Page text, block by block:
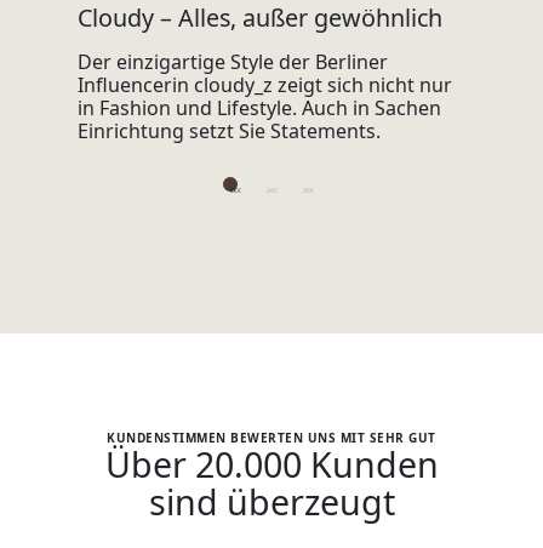
Cloudy – Alles, außer gewöhnlich
Der einzigartige Style der Berliner
Influencerin cloudy_z zeigt sich nicht nur
in Fashion und Lifestyle. Auch in Sachen
Einrichtung setzt Sie Statements.
KUNDENSTIMMEN BEWERTEN UNS MIT SEHR GUT
Über 20.000 Kunden
sind überzeugt